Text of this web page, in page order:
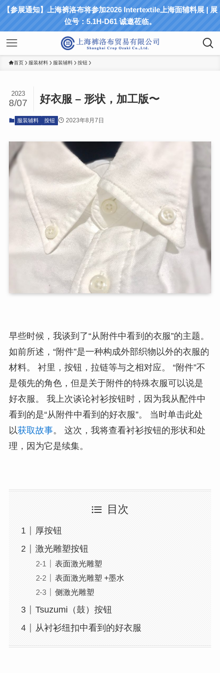
【参展通知】上海裤洛布将参加2026 Intertextile上海面辅料展 | 展
位号：5.1H-D61 诚邀莅临。
首页 服装材料 服装辅料 按钮
好衣服 – 形状，加工版〜
2023
8/07
服装辅料 按钮 2023年8月7日
早些时候，我谈到了“从附件中看到的衣服”的主题。
如前所述，“附件”是一种构成外部织物以外的衣服的
材料。 衬里，按钮，拉链等与之相对应。 “附件”不
是领先的角色，但是关于附件的特殊衣服可以说是
好衣服。 我上次谈论衬衫按钮时，因为我从配件中
看到的是“从附件中看到的好衣服”。 当时单击此处
以获取故事。 这次，我将查看衬衫按钮的形状和处
理，因为它是续集。
目次
厚按钮
激光雕塑按钮
表面激光雕塑
表面激光雕塑 +墨水
侧激光雕塑
Tsuzumi（鼓）按钮
从衬衫纽扣中看到的好衣服